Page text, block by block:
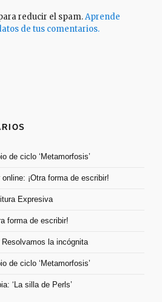
reducir el spam.Aprende
de tus comentarios.
de ciclo ‘Metamorfosis’
online: ¡Otra forma de escribir!
Expresiva
forma de escribir!
Resolvamos la incógnita
de ciclo ‘Metamorfosis’
‘La silla de Perls’